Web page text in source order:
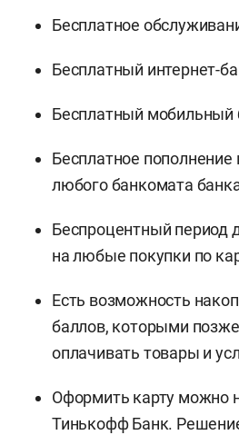
Бесплатное
Бесплатный интернет-
Бесплатный мобильный
Бесплатное пополнение
любого банкомата
Беспроцентный период
на любые покупки по
Есть возможность
баллов, которыми
оплачивать товары и
Оформить карту можно
Тинькофф Банк.